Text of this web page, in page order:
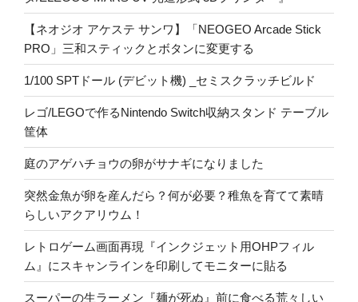
【ネオジオ アケステ サンワ】「NEOGEO Arcade Stick
PRO」三和スティックとボタンに変更する
1/100 SPTドール (デビット機) _セミスクラッチビルド
レゴ/LEGOで作るNintendo Switch収納スタンド テーブル
筐体
庭のアゲハチョウの卵がサナギになりました
突然金魚が卵を産んだら？何が必要？稚魚を育てて素晴
らしいアクアリウム！
レトロゲーム画面再現『インクジェット用OHPフィル
ム』にスキャンラインを印刷してモニターに貼る
スーパーの生ラーメン『麺が死ぬ』前に食べる荒々しい